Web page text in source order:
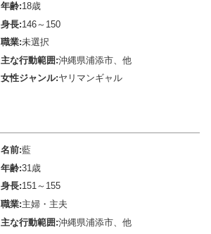
年齢:18歳
身長:146～150
職業:未選択
主な行動範囲:沖縄県浦添市、他
女性ジャンル:ヤリマンギャル
名前:藍
年齢:31歳
身長:151～155
職業:主婦・主夫
主な行動範囲:沖縄県浦添市、他